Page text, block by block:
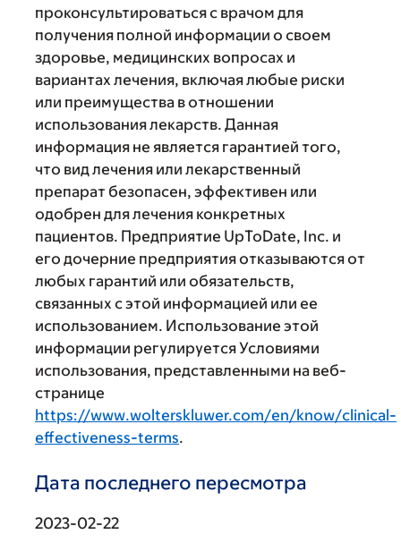
проконсультироваться с врачом для
получения полной информации о своем
здоровье, медицинских вопросах и
вариантах лечения, включая любые риски
или преимущества в отношении
использования лекарств. Данная
информация не является гарантией того,
что вид лечения или лекарственный
препарат безопасен, эффективен или
одобрен для лечения конкретных
пациентов. Предприятие UpToDate, Inc. и
его дочерние предприятия отказываются от
любых гарантий или обязательств,
связанных с этой информацией или ее
использованием. Использование этой
информации регулируется Условиями
использования, представленными на веб-
странице
https://www.wolterskluwer.com/en/know/clinical-
effectiveness-terms.
Дата последнего пересмотра
2023-02-22